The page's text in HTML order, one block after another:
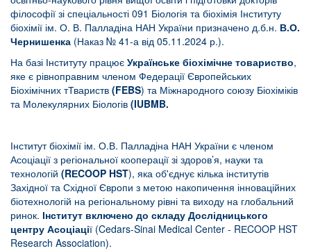
філософії зі спеціальності 091 Біологія та біохімія Інституту
біохімії ім. О. В. Палладіна НАН України призначено д.б.н. В.О.
Чернишенка (Наказ № 41-а від 05.11.2024 р.).
На базі Інституту працює Українське біохімічне товариство,
яке є рівноправним членом Федерації Європейських
Біохімічних тТвариств (FEBS) та Міжнародного союзу Біохіміків
та Молекулярних Біологів (IUBMB.
Інститут біохімії ім. О.В. Палладіна НАН України є членом
Асоціації з регіональної кооперації зі здоров’я, науки та
технологій (RЕCOOP HST), яка об'єднує кілька інститутів
Західної та Східної Європи з метою накопичення інноваційних
біотехнологій на регіональному рівні та виходу на глобальний
ринок. Інститут включено до складу Дослідницького
центру Асоціації (Cedars-Sinai Medical Center - RЕCOOP HST
Research Association).